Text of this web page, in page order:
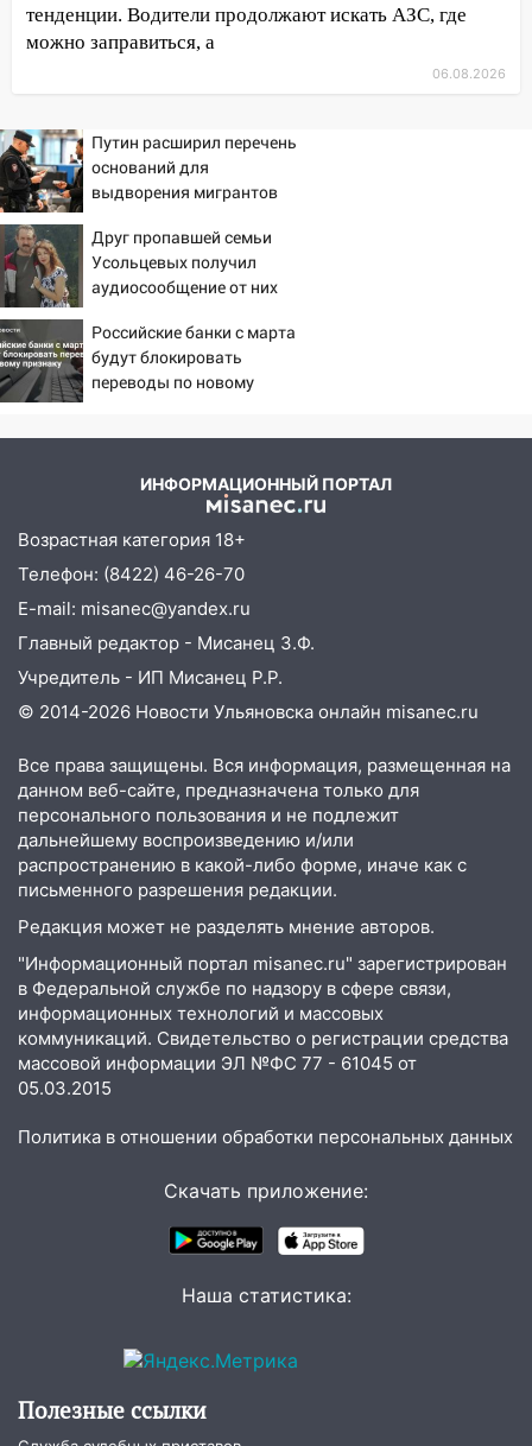
11:38 В Госдуме предложили отменить
ЕГЭ с 2027 года
нарушителей на контейнерных
площадках
11:20
Ульяновская шахматистка
Валерия Клейменова выиграла два
золота в составе сборной мира
11:16
В Ульяновске открыли памятную
доску декабристу Кондратию Рылееву
10:40
В Ульяновске спасатели ночью
нашли потерявшегося в заброшенных
садах 79-летнего мужчину
временно отключили холодную воду
коррупционной схемы при ЦГКБ
отправили в колонию на 7 и 8 лет
09:52 Ночью беспилотники сбили над
соседними Татарстаном и Саратовской
областью
09:41 Диана Шурыгина уверовала в
09:35 В Ульяновске директора фирмы
будут судить за неуплату налогов на 48
млн рублей
08:22 Подросток на питбайке сбил
07:20 Жара возвращается: ожидается
знойный и сухой четверг
06:00 Под Ульяновском при развороте
пострадал 38-летний водитель
иномарки
второй мужчина в мире сталкиваются с
быть вызвано облысение и как с этим
принесет прилив творческой энергии и
23:20 Прогноз погоды на 7 августа в
тенденции. Водители продолжают искать АЗС, где
можно заправиться, а
06.08.2026
Путин расширил перечень
оснований для
выдворения мигрантов
Друг пропавшей семьи
Усольцевых получил
аудиосообщение от них
Российские банки с марта
будут блокировать
переводы по новому
ИНФОРМАЦИОННЫЙ ПОРТАЛ
Возрастная категория 18+
Телефон: (8422) 46-26-70
E-mail: misanec@yandex.ru
Главный редактор - Мисанец З.Ф.
Учредитель - ИП Мисанец Р.Р.
© 2014-2026 Новости Ульяновска онлайн misanec.ru
Все права защищены. Вся информация, размещенная на
данном веб-сайте, предназначена только для
персонального пользования и не подлежит
дальнейшему воспроизведению и/или
распространению в какой-либо форме, иначе как с
письменного разрешения редакции.
Редакция может не разделять мнение авторов.
"Информационный портал misanec.ru" зарегистрирован
в Федеральной службе по надзору в сфере связи,
информационных технологий и массовых
коммуникаций. Свидетельство о регистрации средства
массовой информации ЭЛ №ФС 77 - 61045 от
05.03.2015
Политика в отношении обработки персональных данных
Скачать приложение:
Наша статистика:
Полезные ссылки